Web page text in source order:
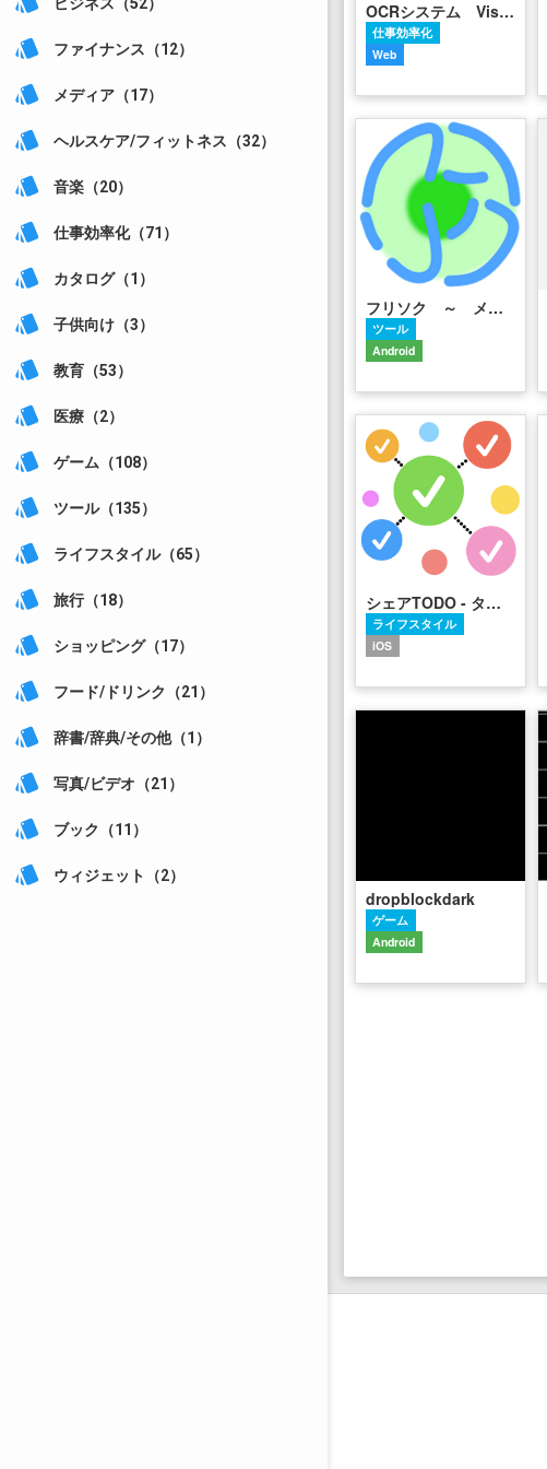
style ファイナンス（12）
style メディア（17）
style ヘルスケア/フィットネス（32）
style 音楽（20）
style 仕事効率化（71）
style カタログ（1）
style 子供向け（3）
style 教育（53）
style 医療（2）
style ゲーム（108）
style ツール（135）
style ライフスタイル（65）
style 旅行（18）
style ショッピング（17）
style フード/ドリンク（21）
style 辞書/辞典/その他（1）
style 写真/ビデオ（21）
style ブック（11）
style ウィジェット（2）
OCRシステム Vision API arr.by LOM
仕事効率化
Web
フリソク ～ メルカリのリアルタイム検索アプリ
ツール
Android
シェアTODO - タスクを家族や友達と共有するTodoアプリ
ライフスタイル
iOS
dropblockdark
ゲーム
Android